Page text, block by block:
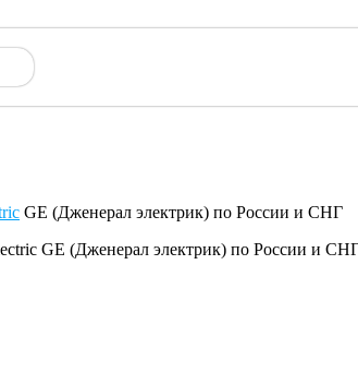
GE (Дженерал электрик) по России и СНГ